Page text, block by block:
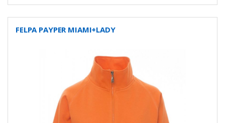
FELPA PAYPER MIAMI+LADY